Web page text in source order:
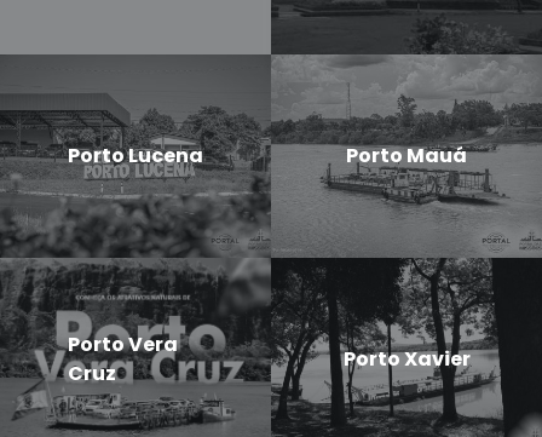
Porto Lucena Porto Mauá
Porto Vera
Cruz
Porto Xavier